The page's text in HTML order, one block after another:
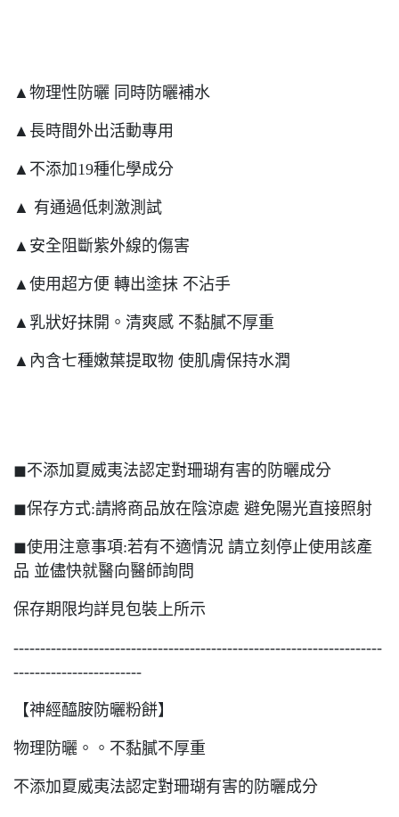
▲物理性防曬 同時防曬補水
▲長時間外出活動專用
▲不添加19種化學成分
▲ 有通過低刺激測試
▲安全阻斷紫外線的傷害
▲使用超方便 轉出塗抹 不沾手
▲乳狀好抹開。清爽感 不黏膩不厚重
▲內含七種嫩葉提取物 使肌膚保持水潤
◼︎不添加夏威夷法認定對珊瑚有害的防曬成分
◼︎保存方式:請將商品放在陰涼處 避免陽光直接照射
◼︎使用注意事項:若有不適情況 請立刻停止使用該產
品 並儘快就醫向醫師詢問
保存期限均詳見包裝上所示
---------------------------------------------------------------------
------------------------
【神經醯胺防曬粉餅】
物理防曬。。不黏膩不厚重
不添加夏威夷法認定對珊瑚有害的防曬成分